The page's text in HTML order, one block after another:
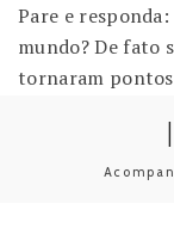
Pare e responda:
mundo? De fato
tornaram